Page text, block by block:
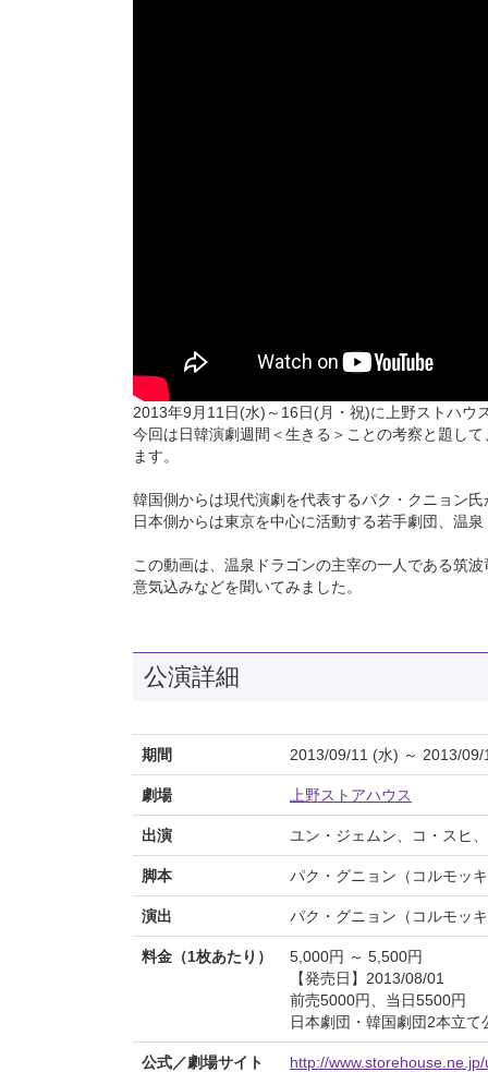
2013年9月11日(水)～16日(月・祝)に上野ストハウ
今回は日韓演劇週間＜生きる＞ことの考察と題し
ます。
韓国側からは現代演劇を代表するパク・クニョン
日本側からは東京を中心に活動する若手劇団、温
この動画は、温泉ドラゴンの主宰の一人である筑
意気込みなどを聞いてみました。
公演詳細
期間 2013/09/11 (水) ～ 2013/09/
劇場 上野ストアハウス
出演 ユン・ジェムン、コ・スヒ
脚本 パク・グニョン（コルモッ
演出 パク・グニョン（コルモッ
料金（1枚あたり）
5,000円 ～ 5,500円
【発売日】2013/08/01
前売5000円、当日5500円
日本劇団・韓国劇団2本立て
公式／劇場サイト http://